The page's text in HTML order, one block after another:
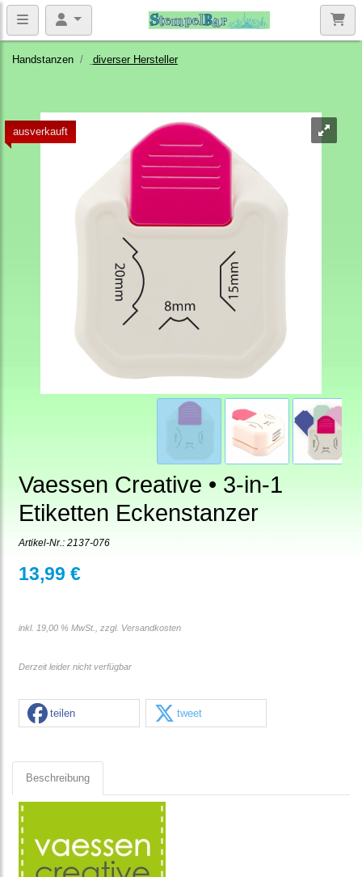
Handstanzen diverser Hersteller
ausverkauft
Vaessen Creative • 3-in-1
Etiketten Eckenstanzer
Artikel-Nr.: 2137-076
13,99 €
inkl. 19,00 % MwSt., zzgl. Versandkosten
Derzeit leider nicht verfügbar
teilen tweet
Beschreibung